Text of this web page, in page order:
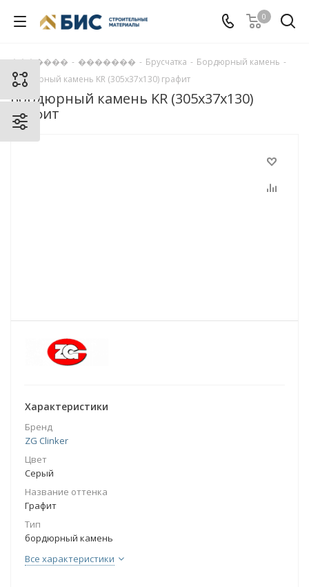
0
������� - ������� - Брусчатка - Бордюрный камень -
Бордюрный камень KR (305х37х130) графит
Бордюрный камень KR (305х37х130)
графит
Характеристики
Бренд
ZG Clinker
Цвет
Серый
Название оттенка
Графит
Тип
бордюрный камень
Все характеристики